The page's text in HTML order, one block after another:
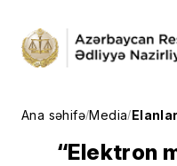
Ana səhifə/Media/Elanlar
“Elektron